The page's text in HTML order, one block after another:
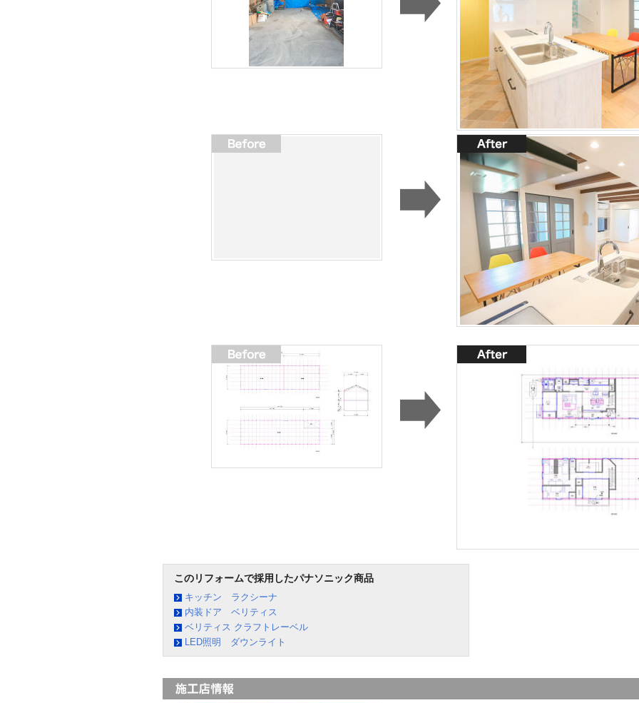
このリフォームで採用したパナソニック商品
キッチン ラクシーナ
内装ドア ベリティス
ベリティス クラフトレーベル
LED照明 ダウンライト